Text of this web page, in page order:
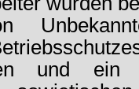
und ein